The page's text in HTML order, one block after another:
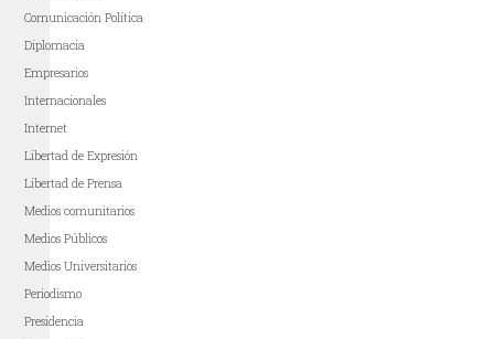
Comunicación Política
Diplomacia
Empresarios
Internacionales
Internet
Libertad de Expresión
Libertad de Prensa
Medios comunitarios
Medios Públicos
Medios Universitarios
Periodismo
Presidencia